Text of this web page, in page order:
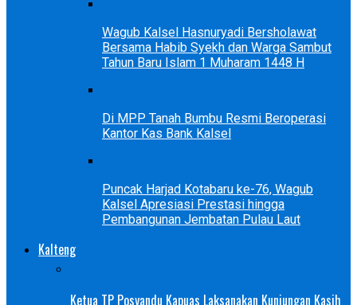
Wagub Kalsel Hasnuryadi Bersholawat
Bersama Habib Syekh dan Warga Sambut
Tahun Baru Islam 1 Muharam 1448 H
Di MPP Tanah Bumbu Resmi Beroperasi
Kantor Kas Bank Kalsel
Puncak Harjad Kotabaru ke-76, Wagub
Kalsel Apresiasi Prestasi hingga
Pembangunan Jembatan Pulau Laut
Kalteng
Ketua TP Posyandu Kapuas Laksanakan Kunjungan Kasih